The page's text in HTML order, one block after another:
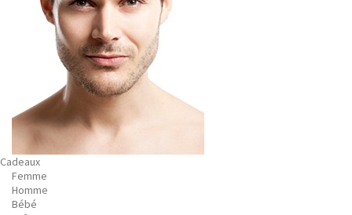
Cadeaux
Femme
Homme
Bébé